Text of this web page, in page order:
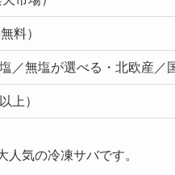
料）
／無塩が選べる・北欧産／
上）
人気の冷凍サバです。